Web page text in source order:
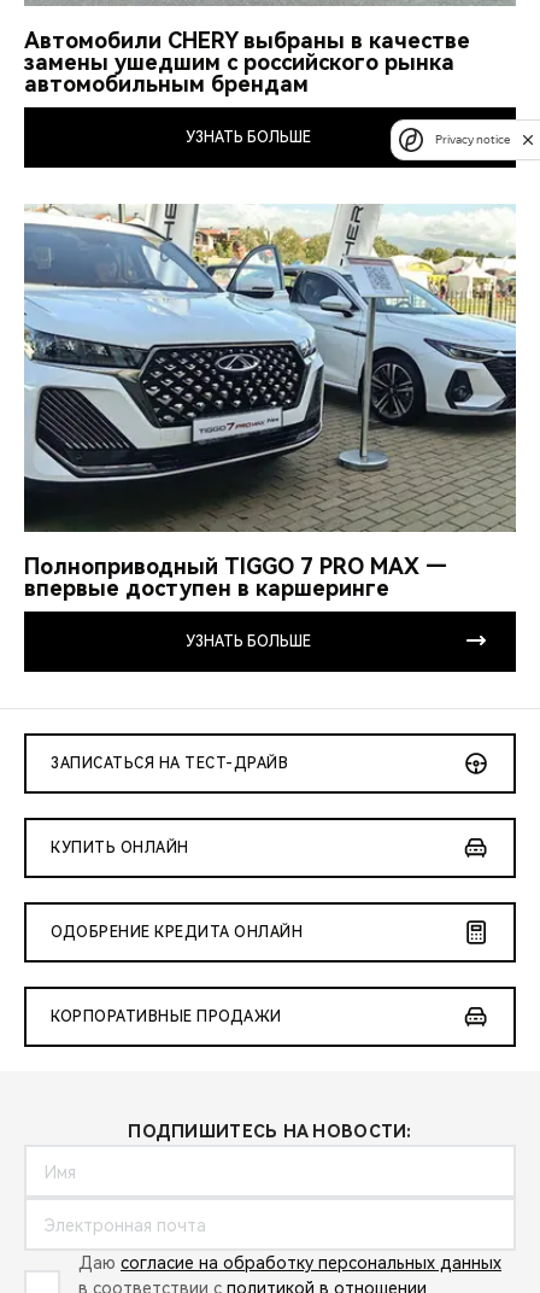
Автомобили CHERY выбраны в качестве
замены ушедшим с российского рынка
автомобильным брендам
УЗНАТЬ БОЛЬШЕ
Полноприводный TIGGO 7 PRO MAX —
впервые доступен в каршеринге
УЗНАТЬ БОЛЬШЕ
ЗАПИСАТЬСЯ НА ТЕСТ-ДРАЙВ
КУПИТЬ ОНЛАЙН
ОДОБРЕНИЕ КРЕДИТА ОНЛАЙН
КОРПОРАТИВНЫЕ ПРОДАЖИ
ПОДПИШИТЕСЬ НА НОВОСТИ:
Даю согласие на обработку персональных данных
в соответствии с политикой в отношении
Privacy notice